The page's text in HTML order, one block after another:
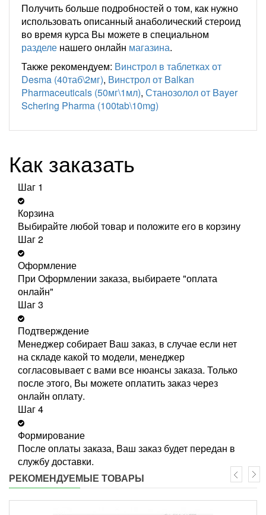
Получить больше подробностей о том, как нужно
использовать описанный анаболический стероид
во время курса Вы можете в специальном
разделе нашего онлайн магазина.
Также рекомендуем: Винстрол в таблетках от
Desma (40таб\2мг), Винстрол от Balkan
Pharmaceuticals (50мг\1мл), Станозолол от Bayer
Schering Pharma (100tab\10mg)
Как заказать
Шаг 1
Корзина
Выбирайте любой товар и положите его в корзину
Шаг 2
Оформление
При Оформлении заказа, выбираете "оплата
онлайн"
Шаг 3
Подтверждение
Менеджер собирает Ваш заказ, в случае если нет
на складе какой то модели, менеджер
согласовывает с вами все нюансы заказа. Только
после этого, Вы можете оплатить заказ через
онлайн оплату.
Шаг 4
Формирование
После оплаты заказа, Ваш заказ будет передан в
службу доставки.
РЕКОМЕНДУЕМЫЕ ТОВАРЫ